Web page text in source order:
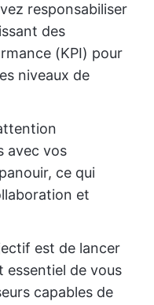
responsabiliser
des
(KPI) pour
niveaux de
avec vos
ce qui
et
est de lancer
essentiel de vous
capables de